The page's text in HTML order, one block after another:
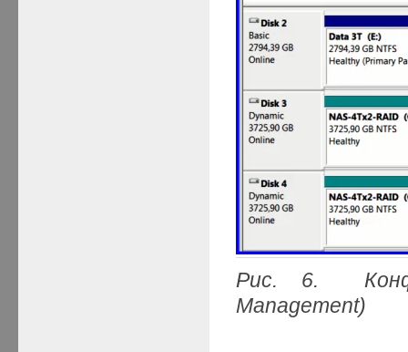
Рис. 6.
Management)